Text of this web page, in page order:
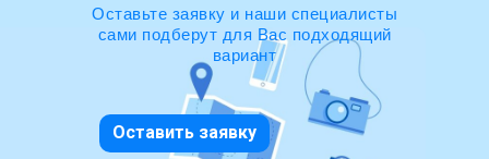
Оставьте заявку и наши специалисты
сами подберут для Вас подходящий
вариант
Оставить заявку